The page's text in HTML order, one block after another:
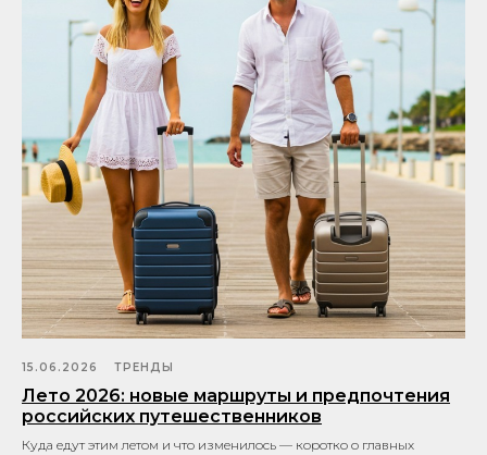
15.06.2026 ТРЕНДЫ
Лето 2026: новые маршруты и предпочтения
российских путешественников
Куда едут этим летом и что изменилось — коротко о главных